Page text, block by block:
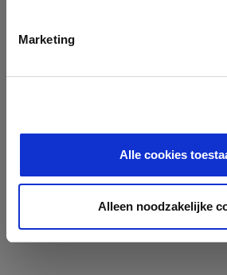
Marketing
Alle cookies
Alleen noodzakelijke